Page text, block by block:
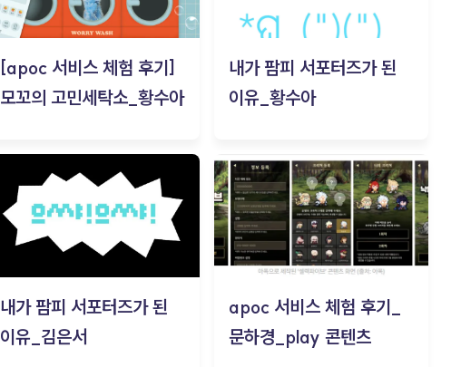
[apoc 서비스 체험 후기]
모꼬의 고민세탁소_황수아
내가 팜피 서포터즈가 된
이유_황수아
내가 팜피 서포터즈가 된
이유_김은서
apoc 서비스 체험 후기_
문하경_play 콘텐츠